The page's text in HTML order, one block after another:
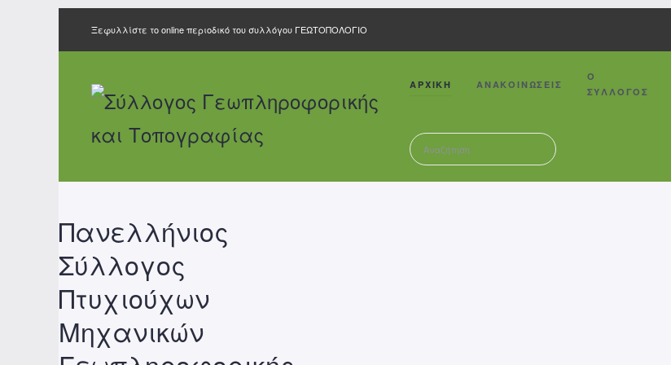
Ξεφυλλίστε το online περιοδικό του συλλόγου ΓΕΩΤΟΠΟΛΟΓΙΟ
ΑΡΧΙΚΗ ΑΝΑΚΟΙΝΩΣΕΙΣ
Ο
ΣΥΛΛΟΓΟΣ
Πανελλήνιος
Σύλλογος
Πτυχιούχων
Μηχανικών